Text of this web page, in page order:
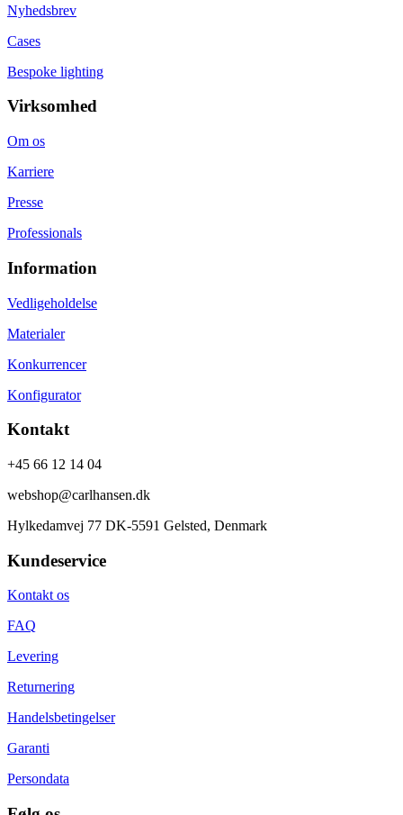
Nyhedsbrev
Cases
Bespoke lighting
Virksomhed
Om os
Karriere
Presse
Professionals
Information
Vedligeholdelse
Materialer
Konkurrencer
Konfigurator
Kontakt
+45 66 12 14 04
webshop@carlhansen.dk
Hylkedamvej 77 DK-5591 Gelsted, Denmark
Kundeservice
Kontakt os
FAQ
Levering
Returnering
Handelsbetingelser
Garanti
Persondata